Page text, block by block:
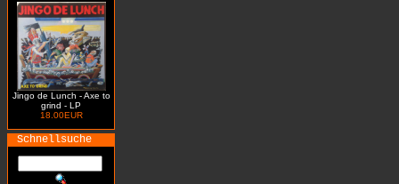
Jingo de Lunch - Axe to
grind - LP
18.00EUR
Schnellsuche